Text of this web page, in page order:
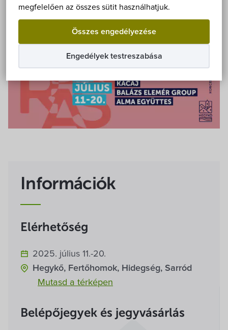
megfelelően az összes sütit használhatjuk.
Összes engedélyezése
Engedélyek testreszabása
Hírek
Képviselő-testület
Villa Igku Kft.
Közérdekű adatok
Pályázatok
Dokumentumok
Információk
Elérhetőség
2025. július 11.-20.
Hegykő, Fertőhomok, Hidegség, Sarród
Mutasd a térképen
Belépőjegyek és jegyvásárlás